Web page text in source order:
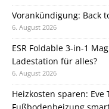
Vorankündigung: Back
6. August 2026
ESR Foldable 3-in-1
Ladestation für alles?
6. August 2026
Heizkosten sparen: